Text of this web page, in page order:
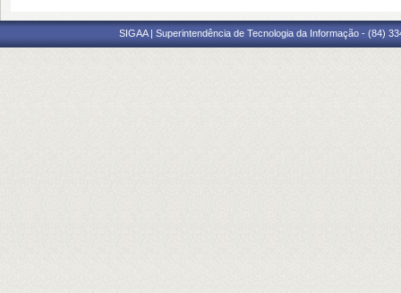
SIGAA | Superintendência de Tecnologia da Informação - (84)